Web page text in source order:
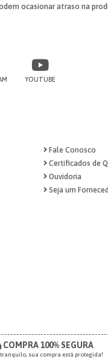
ocasionar atraso na
YOUTUBE
Fale Conosco
Certificados de
Ouvidoria
Seja um
COMPRA 100% SEGURA
tranquilo, sua compra está protegida!